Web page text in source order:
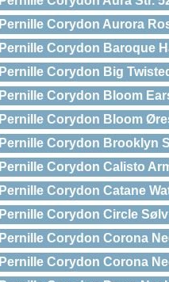
Pernille Corydon Aurora
Pernille Corydon Baroque
Pernille Corydon Big
Pernille Corydon Bloom
Pernille Corydon Bloom
Pernille Corydon Brooklyn
Pernille Corydon Calisto
Pernille Corydon Catane
Pernille Corydon Circle
Pernille Corydon Corona
Pernille Corydon Corona